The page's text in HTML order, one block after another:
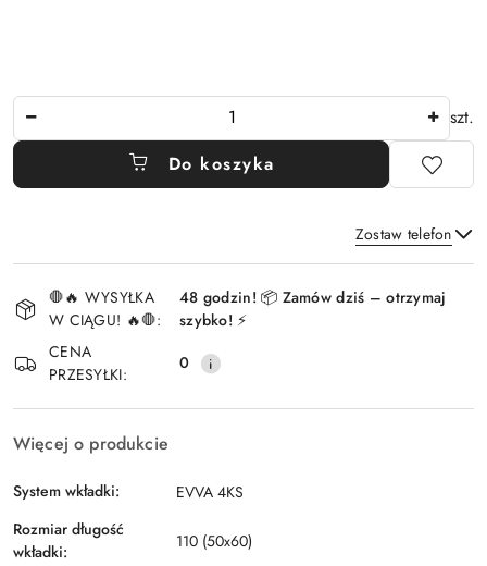
szt.
Do koszyka
Zostaw telefon
Wyślij
i
dostawa
🛑🔥 WYSYŁKA
W CIĄGU! 🔥🛑:
48 godzin! 📦 Zamów dziś – otrzymaj
szybko! ⚡
CENA
PRZESYŁKI:
0
Więcej o produkcie
System wkładki:
EVVA 4KS
Rozmiar długość
wkładki:
110 (50x60)